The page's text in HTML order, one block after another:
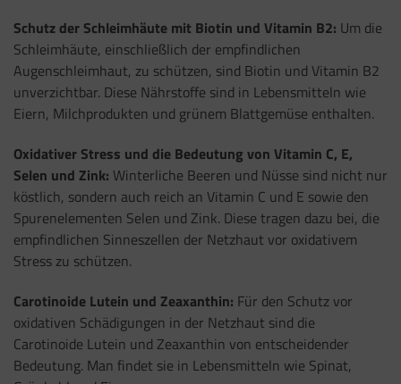
Schutz der Schleimhäute mit Biotin und Vitamin B2: Um die
Schleimhäute, einschließlich der empfindlichen
Augenschleimhaut, zu schützen, sind Biotin und Vitamin B2
unverzichtbar. Diese Nährstoffe sind in Lebensmitteln wie
Eiern, Milchprodukten und grünem Blattgemüse enthalten.
Oxidativer Stress und die Bedeutung von Vitamin C, E,
Selen und Zink: Winterliche Beeren und Nüsse sind nicht nur
köstlich, sondern auch reich an Vitamin C und E sowie den
Spurenelementen Selen und Zink. Diese tragen dazu bei, die
empfindlichen Sinneszellen der Netzhaut vor oxidativem
Stress zu schützen.
Carotinoide Lutein und Zeaxanthin: Für den Schutz vor
oxidativen Schädigungen in der Netzhaut sind die
Carotinoide Lutein und Zeaxanthin von entscheidender
Bedeutung. Man findet sie in Lebensmitteln wie Spinat,